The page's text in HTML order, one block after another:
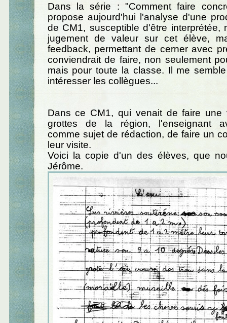
Dans la série : "Comment faire
propose aujourd'hui l'analyse d'une
de CM1, susceptible d'être interprétée,
jugement de valeur sur cet élève,
feedback, permettant de cerner avec
conviendrait de faire, non seulement
mais pour toute la classe. Il me
intéresser les collègues...
Dans ce CM1, qui venait de faire une
grottes de la région, l'enseignant
comme sujet de rédaction, de faire un
leur visite.
Voici la copie d'un des élèves, que
Jérôme.